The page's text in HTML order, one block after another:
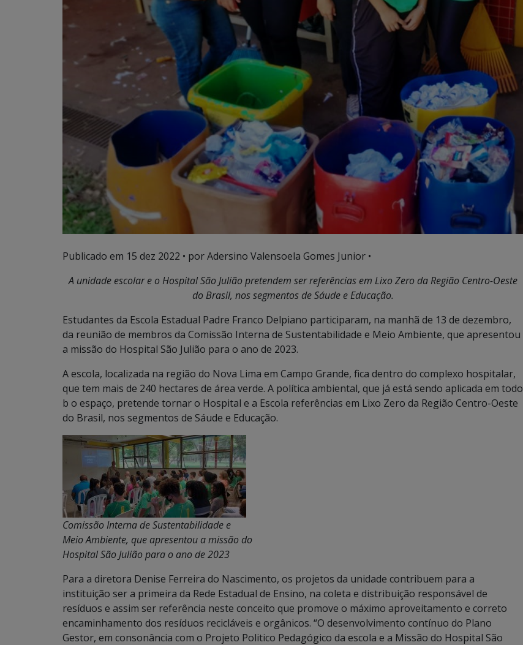
Publicado em 15 dez 2022 • por Adersino Valensoela Gomes Junior •
A unidade escolar e o Hospital São Julião pretendem ser referências em Lixo Zero da Região Centro-Oeste
do Brasil, nos segmentos de Sáude e Educação.
Estudantes da Escola Estadual Padre Franco Delpiano participaram, na manhã de 13 de dezembro,
da reunião de membros da Comissão Interna de Sustentabilidade e Meio Ambiente, que apresentou
a missão do Hospital São Julião para o ano de 2023.
A escola, localizada na região do Nova Lima em Campo Grande, fica dentro do complexo hospitalar,
que tem mais de 240 hectares de área verde. A política ambiental, que já está sendo aplicada em todo
b o espaço, pretende tornar o Hospital e a Escola referências em Lixo Zero da Região Centro-Oeste
do Brasil, nos segmentos de Sáude e Educação.
Comissão Interna de Sustentabilidade e
Meio Ambiente, que apresentou a missão do
Hospital São Julião para o ano de 2023
Para a diretora Denise Ferreira do Nascimento, os projetos da unidade contribuem para a
instituição ser a primeira da Rede Estadual de Ensino, na coleta e distribuição responsável de
resíduos e assim ser referência neste conceito que promove o máximo aproveitamento e correto
encaminhamento dos resíduos recicláveis e orgânicos. “O desenvolvimento contínuo do Plano
Gestor, em consonância com o Projeto Politico Pedagógico da escola e a Missão do Hospital São